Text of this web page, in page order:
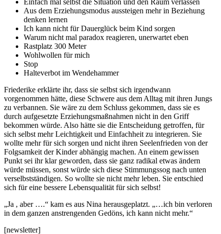
Einfach mal selbst die Situation und den Raum verlassen
Aus dem Erziehungsmodus aussteigen mehr in Beziehung
denken lernen
Ich kann nicht für Dauerglück beim Kind sorgen
Warum nicht mal paradox reagieren, unerwartet eben
Rastplatz 300 Meter
Wohlwollen für mich
Stop
Halteverbot im Wendehammer
Friederike erklärte ihr, dass sie selbst sich irgendwann
vorgenommen hätte, diese Schwere aus dem Alltag mit ihren Jungs
zu verbannen. Sie wäre zu dem Schluss gekommen, dass sie es
durch aufgesetzte Erziehungsmaßnahmen nicht in den Griff
bekommen würde. Also hätte sie die Entscheidung getroffen, für
sich selbst mehr Leichtigkeit und Einfachheit zu integrieren. Sie
wollte mehr für sich sorgen und nicht ihren Seelenfrieden von der
Folgsamkeit der Kinder abhängig machen. An einem gewissen
Punkt sei ihr klar geworden, dass sie ganz radikal etwas ändern
würde müssen, sonst würde sich diese Stimmungssog nach unten
verselbstständigen. So wollte sie nicht mehr leben. Sie entschied
sich für eine bessere Lebensqualität für sich selbst!
„Ja , aber ….“ kam es aus Nina herausgeplatzt. „…ich bin verloren
in dem ganzen anstrengenden Gedöns, ich kann nicht mehr.“
[newsletter]